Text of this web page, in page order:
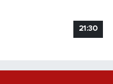
21:30